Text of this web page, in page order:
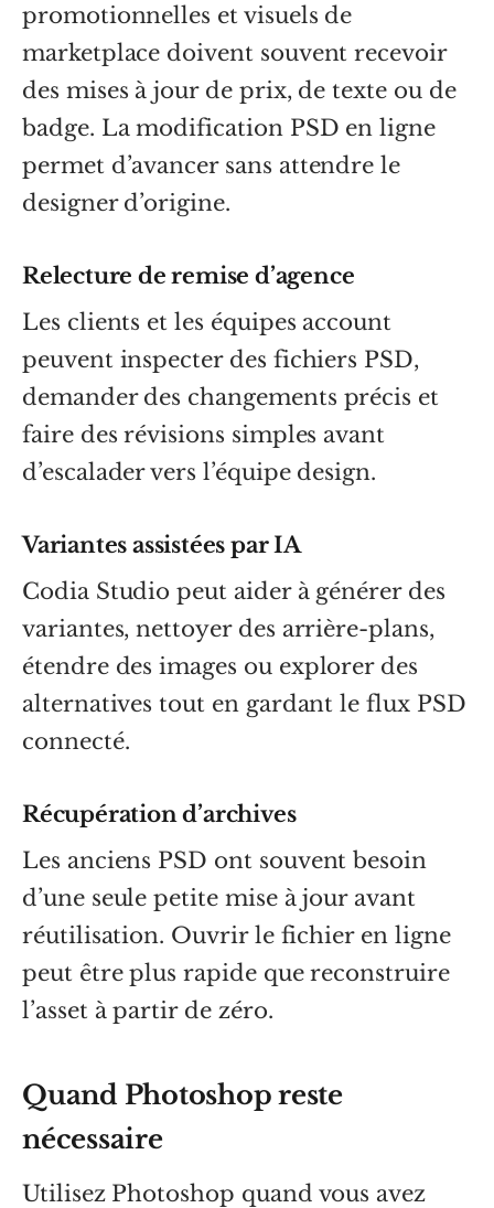
promotionnelles et visuels de
marketplace doivent souvent recevoir
des mises à jour de prix, de texte ou de
badge. La modification PSD en ligne
permet d’avancer sans attendre le
designer d’origine.
Relecture de remise d’agence
Les clients et les équipes account
peuvent inspecter des fichiers PSD,
demander des changements précis et
faire des révisions simples avant
d’escalader vers l’équipe design.
Variantes assistées par IA
Codia Studio peut aider à générer des
variantes, nettoyer des arrière-plans,
étendre des images ou explorer des
alternatives tout en gardant le flux PSD
connecté.
Récupération d’archives
Les anciens PSD ont souvent besoin
d’une seule petite mise à jour avant
réutilisation. Ouvrir le fichier en ligne
peut être plus rapide que reconstruire
l’asset à partir de zéro.
Quand Photoshop reste
nécessaire
Utilisez Photoshop quand vous avez